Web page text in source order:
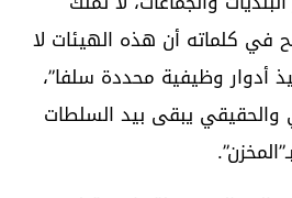
في كلماته أن هذه الهيئات لا
أدوار وظيفية محددة سلفا”،
والحقيقي يبقى بيد السلطات